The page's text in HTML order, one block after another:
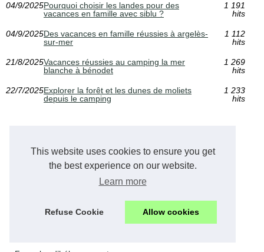
This website uses cookies to ensure you get
the best experience on our website.
Learn more
Refuse Cookie Allow cookies
04/9/2025Pourquoi choisir les landes pour des
vacances en famille avec siblu ?
1 191
hits
04/9/2025Des vacances en famille réussies à argelès-
sur-mer
1 112
hits
21/8/2025Vacances réussies au camping la mer
blanche à bénodet
1 269
hits
22/7/2025Explorer la forêt et les dunes de moliets
depuis le camping
1 233
hits
5 choses à ne pas manquer...
Le camping, mieux que le gite...